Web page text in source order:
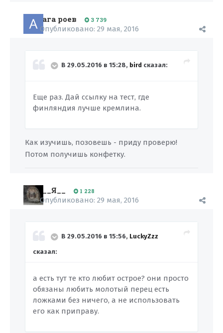
ага роев 3 739
Опубликовано: 29 мая, 2016
В 29.05.2016 в 15:28, bird сказал:
Еще раз. Дай ссылку на тест, где
финляндия лучше кремлина.
Как изучишь, позовешь - приду проверю!
Потом получишь конфетку.
__Я__ 1 228
Опубликовано: 29 мая, 2016
В 29.05.2016 в 15:56, LuckyZzz
сказал:
а есть тут те кто любит острое? они просто
обязаны любить молотый перец есть
ложками без ничего, а не использовать
его как приправу.